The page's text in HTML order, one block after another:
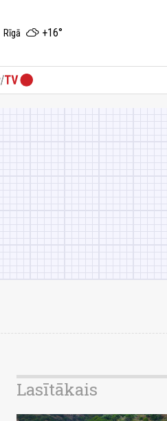
Rīgā +16°
Lasītākais